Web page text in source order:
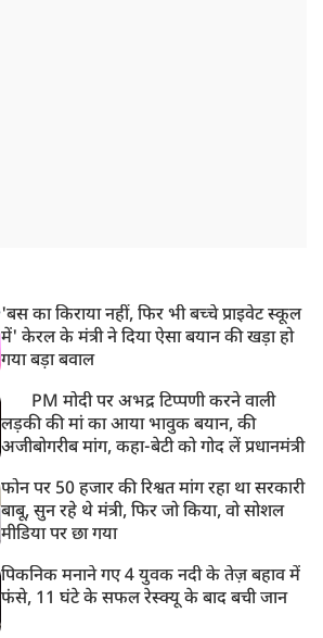
'बस का किराया नहीं, फिर भी बच्चे प्राइवेट स्कूल
में' केरल के मंत्री ने दिया ऐसा बयान की खड़ा हो
गया बड़ा बवाल
PM मोदी पर अभद्र टिप्पणी करने वाली
लड़की की मां का आया भावुक बयान, की
अजीबोगरीब मांग, कहा-बेटी को गोद लें प्रधानमंत्री
फोन पर 50 हजार की रिश्वत मांग रहा था सरकारी
बाबू, सुन रहे थे मंत्री, फिर जो किया, वो सोशल
मीडिया पर छा गया
पिकनिक मनाने गए 4 युवक नदी के तेज़ बहाव में
फंसे, 11 घंटे के सफल रेस्क्यू के बाद बची जान